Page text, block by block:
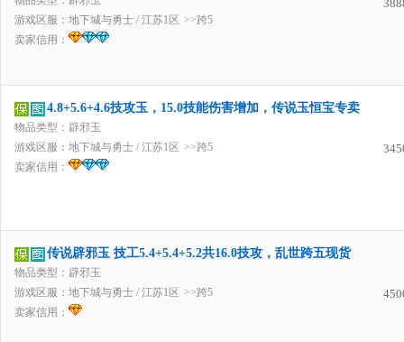
游戏区服： 地下城与勇士 / 江苏1区 >>跨5
卖家信用：
4.8+5.6+4.6技攻玉，15.0技能伤害增加，传说玉恒宝专卖
物品类型：辟邪玉
游戏区服： 地下城与勇士 / 江苏1区 >>跨5
卖家信用：
传说辟邪玉 技工5.4+5.4+5.2共16.0技攻，乱世跨五现货
物品类型：辟邪玉
游戏区服： 地下城与勇士 / 江苏1区 >>跨5
卖家信用：